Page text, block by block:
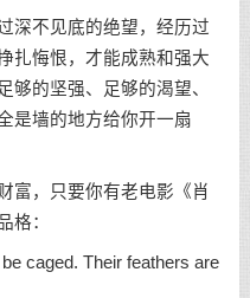
不见底的绝望，经历过
扎悔恨，才能成熟和强大
够的坚强、足够的渴望、
是墙的地方给你开一扇
，只要你有老电影《肖
格：
caged. Their feathers are